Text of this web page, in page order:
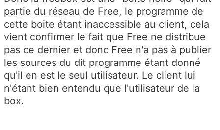
partie du réseau de Free, le programme de
cette boite étant inaccessible au client, cela
vient confirmer le fait que Free ne distribue
pas ce dernier et donc Free n'a pas à publier
les sources du dit programme étant donné
qu'il en est le seul utilisateur. Le client lui
n'étant bien entendu que l'utilisateur de la
box.